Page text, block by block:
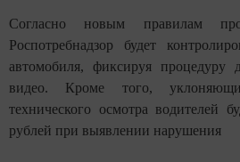
Согласно новым правилам
Роспотребнадзор будет
автомобиля, фиксируя процедуру
видео. Кроме того,
технического осмотра водителей
рублей при выявлении нарушения